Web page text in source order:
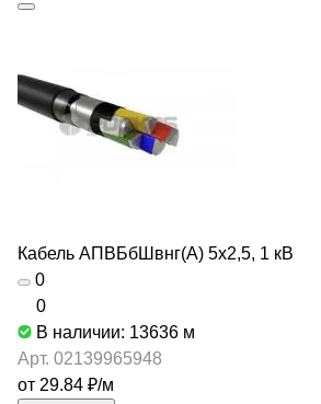
Кабель АПВБбШвнг(А) 5х2,5, 1 кВ
0
0
В наличии: 13636 м
Арт. 02139965948
от 29.84 ₽/м